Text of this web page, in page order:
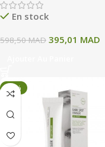
En stock
598,50MAD 395,01 MAD
-34%